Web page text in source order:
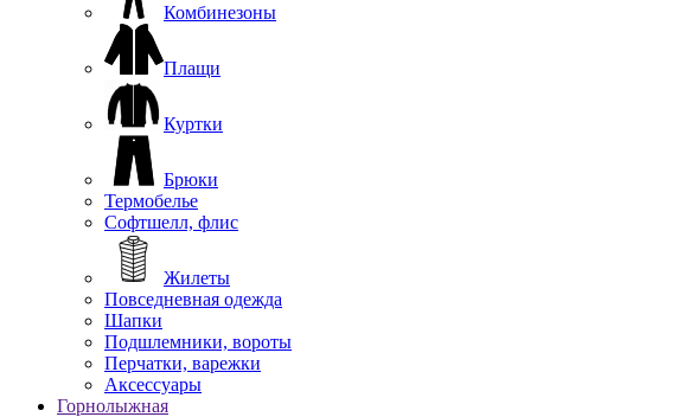
Комбинезоны
Плащи
Куртки
Брюки
Термобелье
Софтшелл, флис
Жилеты
Повседневная одежда
Шапки
Подшлемники, вороты
Перчатки, варежки
Аксессуары
Горнолыжная